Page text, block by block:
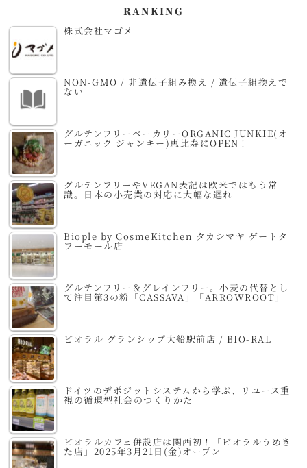
RANKING
株式会社マゴメ
NON-GMO / 非遺伝子組み換え / 遺伝子組換えで
ない
グルテンフリーベーカリーORGANIC JUNKIE(オ
ーガニック ジャンキー)恵比寿にOPEN！
グルテンフリーやVEGAN表記は欧米ではもう常
識。日本の小売業の対応に大幅な遅れ
Biople by CosmeKitchen タカシマヤ ゲートタ
ワーモール店
グルテンフリー＆グレインフリー。小麦の代替とし
て注目第3の粉「CASSAVA」「ARROWROOT」
ビオラル グランシップ大船駅前店 / BIO-RAL
ドイツのデポジットシステムから学ぶ、リユース重
視の循環型社会のつくりかた
ビオラルカフェ併設店は関西初！「ビオラルうめき
た店」2025年3月21日(金)オープン